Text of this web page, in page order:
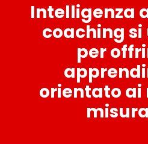
Intelligenza
coaching si
per
orientato ai